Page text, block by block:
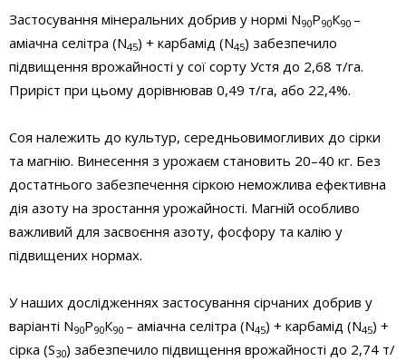
Застосування мінеральних добрив у нормі N90Р90К90 –
аміачна селітра (N45) + карбамід (N45) забезпечило
підвищення врожайності у сої сорту Устя до 2,68 т/га.
Приріст при цьому дорівнював 0,49 т/га, або 22,4%.
Соя належить до культур, середньовимогливих до сірки
та магнію. Винесення з урожаєм становить 20–40 кг. Без
достатнього забезпечення сіркою неможлива ефективна
дія азоту на зростання урожайності. Магній особливо
важливий для засвоєння азоту, фосфору та калію у
підвищених нормах.
У наших дослідженнях застосування сірчаних добрив у
варіанті N90Р90К90 – аміачна селітра (N45) + карбамід (N45) +
сірка (S30) забезпечило підвищення врожайності до 2,74 т/